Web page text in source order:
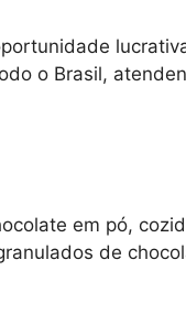
o Brasil,
em pó,
de